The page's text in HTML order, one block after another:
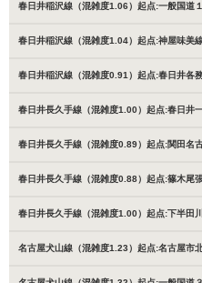
春日井稲沢線（混雑度1.06）起点:一般国道
春日井稲沢線（混雑度1.04）起点:神屋味美
春日井稲沢線（混雑度0.91）起点:春日井各
春日井長久手線（混雑度1.00）起点:春日井
春日井長久手線（混雑度0.89）起点:関田名
春日井長久手線（混雑度0.88）起点:篠木尾
春日井長久手線（混雑度1.00）起点:下半田
名古屋犬山線（混雑度1.23）起点:名古屋市